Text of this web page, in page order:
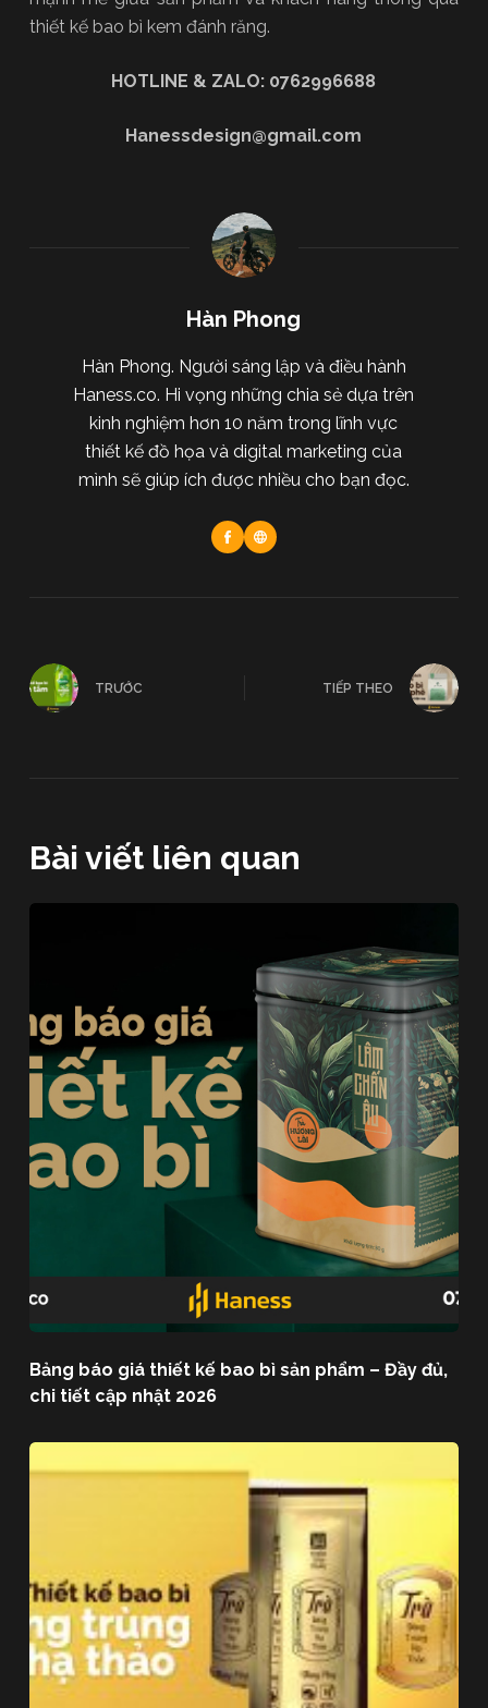
thiết kế bao bì kem đánh răng.
HOTLINE & ZALO: 0762996688
Hanessdesign@gmail.com
Hàn Phong
Hàn Phong. Người sáng lập và điều hành
Haness.co. Hi vọng những chia sẻ dựa trên
kinh nghiệm hơn 10 năm trong lĩnh vực
thiết kế đồ họa và digital marketing của
mình sẽ giúp ích được nhiều cho bạn đọc.
TRƯỚC TIẾP THEO
Bài viết liên quan
Bảng báo giá thiết kế bao bì sản phẩm – Đầy đủ,
chi tiết cập nhật 2026